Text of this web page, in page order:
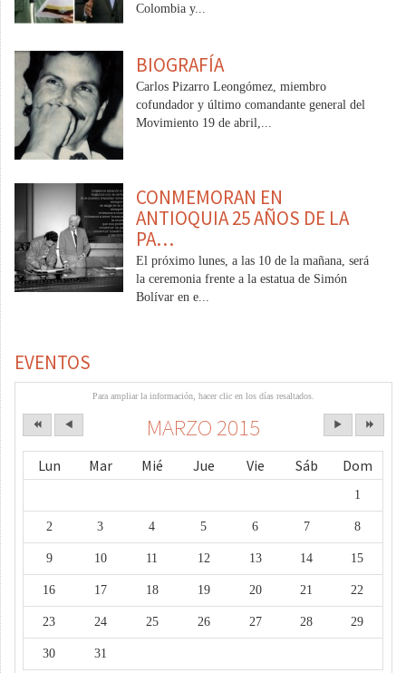
Colombia y...
BIOGRAFÍA
Carlos Pizarro Leongómez, miembro
cofundador y último comandante general del
Movimiento 19 de abril,...
CONMEMORAN EN
ANTIOQUIA 25 AÑOS DE LA
PA…
El próximo lunes, a las 10 de la mañana, será
la ceremonia frente a la estatua de Simón
Bolívar en e...
EVENTOS
Para ampliar la información, hacer clic en los días resaltados.
MARZO 2015
Lun Mar Mié Jue Vie Sáb Dom
1
2 3 4 5 6 7 8
9 10 11 12 13 14 15
16 17 18 19 20 21 22
23 24 25 26 27 28 29
30 31